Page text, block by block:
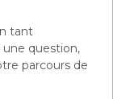
tant
une question,
parcours de